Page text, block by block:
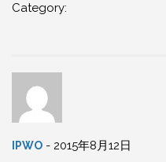
Category:
IPWO - 2015年8月12日